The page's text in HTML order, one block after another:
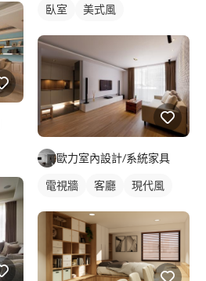
臥室 美式風
歐力室內設計/系統家具
電視牆 客廳 現代風